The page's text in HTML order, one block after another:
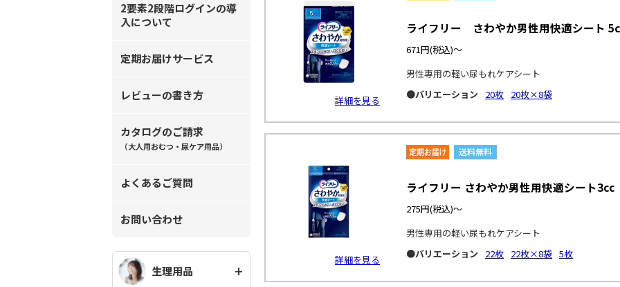
2要素2段階ログインの導
入について
定期お届けサービス
レビューの書き方
カタログのご請求
（大人用おむつ・尿ケア用品）
よくあるご質問
お問い合わせ
生理用品
詳細を見る
ライフリー さわやか男性用快適シート
671円(税込)～
男性専用の軽い尿もれケアシート
●バリエーション
20枚 20枚×8袋
詳細を見る
ライフリー さわやか男性用快適シート3cc
275円(税込)～
男性専用の軽い尿もれケアシート
●バリエーション
22枚 22枚×8袋 5枚